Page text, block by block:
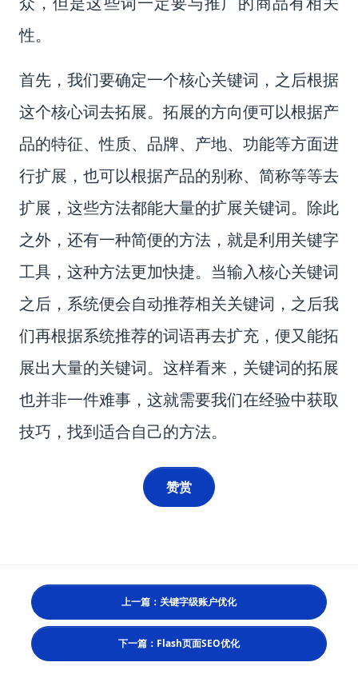
性。
首先，我们要确定一个核心关键词，之后根据
这个核心词去拓展。拓展的方向便可以根据产
品的特征、性质、品牌、产地、功能等方面进
行扩展，也可以根据产品的别称、简称等等去
扩展，这些方法都能大量的扩展关键词。除此
之外，还有一种简便的方法，就是利用关键字
工具，这种方法更加快捷。当输入核心关键词
之后，系统便会自动推荐相关关键词，之后我
们再根据系统推荐的词语再去扩充，便又能拓
展出大量的关键词。这样看来，关键词的拓展
也并非一件难事，这就需要我们在经验中获取
技巧，找到适合自己的方法。
赞赏
上一篇：关键字级账户优化
下一篇：Flash页面SEO优化